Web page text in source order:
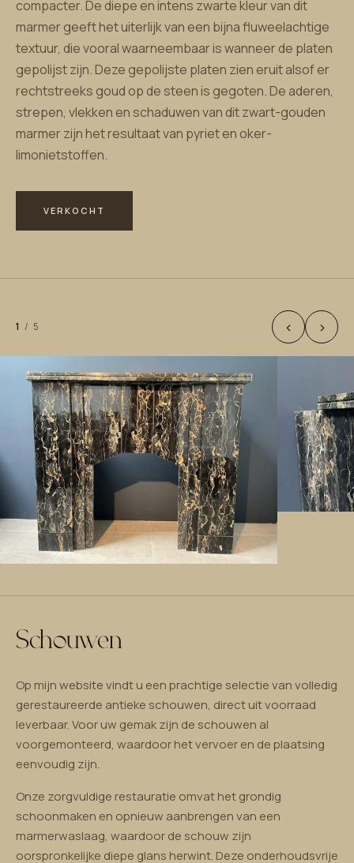
compacter. De diepe en intens zwarte kleur van dit
marmer geeft het uiterlijk van een bijna fluweelachtige
textuur, die vooral waarneembaar is wanneer de platen
gepolijst zijn. Deze gepolijste platen zien eruit alsof er
rechtstreeks goud op de steen is gegoten. De aderen,
strepen, vlekken en schaduwen van dit zwart-gouden
marmer zijn het resultaat van pyriet en oker-
limonietstoffen.
VERKOCHT
1 / 5 ‹ ›
Schouwen
Op mijn website vindt u een prachtige selectie van volledig
gerestaureerde antieke schouwen, direct uit voorraad
leverbaar. Voor uw gemak zijn de schouwen al
voorgemonteerd, waardoor het vervoer en de plaatsing
eenvoudig zijn.
Onze zorgvuldige restauratie omvat het grondig
schoonmaken en opnieuw aanbrengen van een
marmerwaslaag, waardoor de schouw zijn
oorspronkelijke diepe glans herwint. Deze onderhoudsvrije